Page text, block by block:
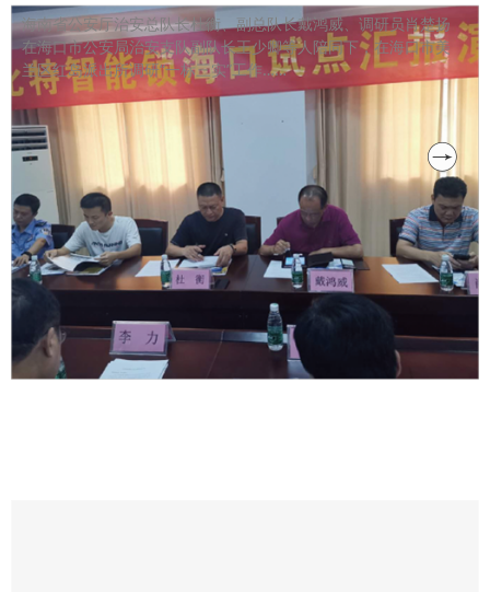
海南省公安厅治安总队长杜衡、副总队长戴鸿威、调研员肖楚扬
在海口市公安局治安支队副队长王少卿等人陪同下，在海口市美
兰区红岛派出所调研“一标三实”工作……